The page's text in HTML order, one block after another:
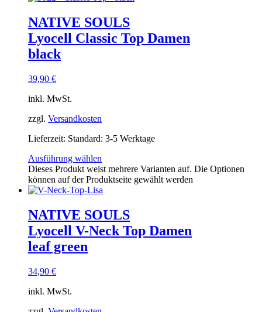
NATIVE SOULS
Lyocell Classic Top Damen
black
39,90 €
inkl. MwSt.
zzgl. Versandkosten
Lieferzeit: Standard: 3-5 Werktage
Ausführung wählen
Dieses Produkt weist mehrere Varianten auf. Die Optionen
können auf der Produktseite gewählt werden
NATIVE SOULS
Lyocell V-Neck Top Damen
leaf green
34,90 €
inkl. MwSt.